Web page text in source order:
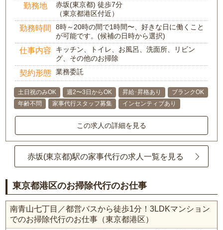
勤務地
赤坂(東京都) 徒歩7分
（東京都港区付近）
勤務時間
8時～20時の間で1時間〜、好きな日に働くこと
が可能です。(候補の日時から選択)
仕事内容
キッチン、トイレ、お風呂、洗面所、リビン
グ、その他のお掃除
契約形態 業務委託
土日祝のみOK 週2〜3日からOK 昇給･昇格あり
ブランクOK
年齢不問
家事代行スタッフ募集 インセンティブあり
この求人の詳細を見る
赤坂(東京都)駅の家事代行の求人一覧を見る
東京都港区のお掃除代行のお仕事
南青山七丁目／都営バスから徒歩1分！3LDKマンション
でのお掃除代行のお仕事（東京都港区）